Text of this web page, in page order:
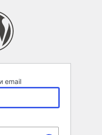
email